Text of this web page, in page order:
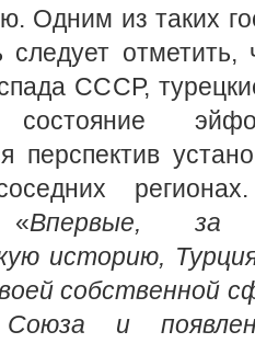
Одним из таких
отметить,
СССР,
состояние
перспектив
«Впервые, за
историю,
собственной
Союза и